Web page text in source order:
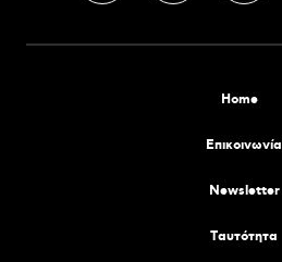
Home
Επικοινωνία
Newsletter
Tαυτότητα